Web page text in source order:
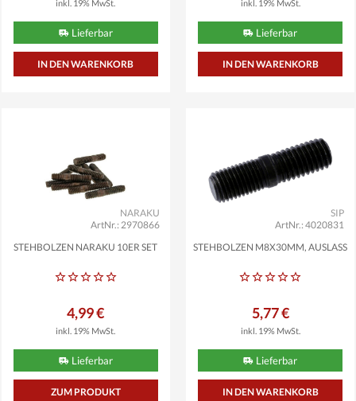
inkl. 19% MwSt.
Lieferbar
inkl. 19% MwSt.
Lieferbar
ArtNr.: 2970866
NARAKU
STEHBOLZEN NARAKU 10ER SET
4,99 €
inkl. 19% MwSt.
Lieferbar
ZUM PRODUKT
ArtNr.: 4020831
SIP
STEHBOLZEN M8X30MM, AUSLASS
5,77 €
inkl. 19% MwSt.
Lieferbar